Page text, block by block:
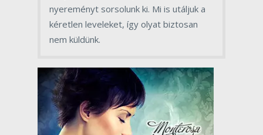
nyereményt sorsolunk ki. Mi is utáljuk a
kéretlen leveleket, így olyat biztosan
nem küldünk.